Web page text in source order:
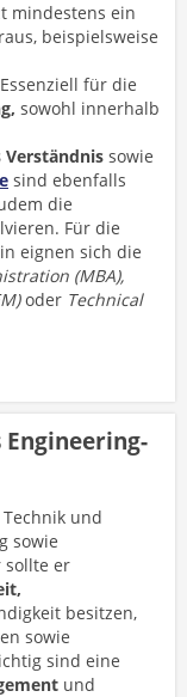
mindestens ein
beispielsweise
Essenziell für die
sowohl innerhalb
Verständnis sowie
sind ebenfalls
die
Für die
eignen sich die
(MBA),
oder Technical
und
sowie
sollte er
besitzen,
sowie
sind eine
und